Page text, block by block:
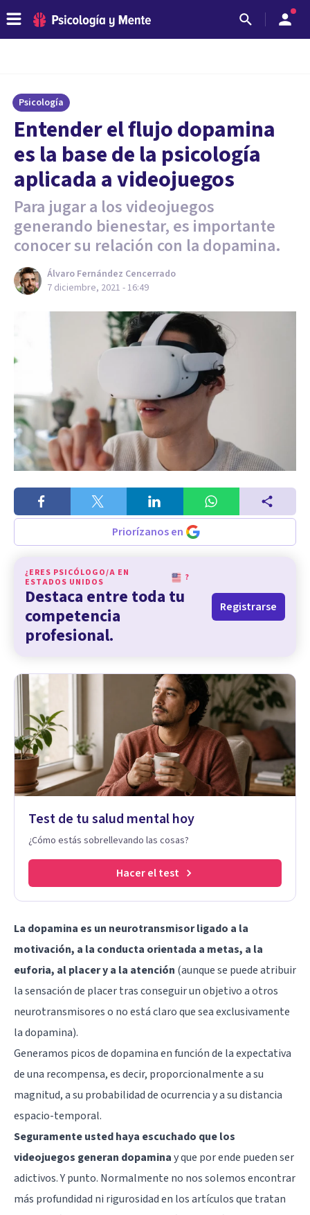
Psicología
Entender el flujo dopamina
es la base de la psicología
aplicada a videojuegos
Para jugar a los videojuegos
generando bienestar, es importante
conocer su relación con la dopamina.
Álvaro Fernández Cencerrado
7 diciembre, 2021 - 16:49
Priorízanos en
¿ERES PSICÓLOGO/A EN
ESTADOS UNIDOS
?
Destaca entre toda tu
competencia
profesional.
Registrarse
Test de tu salud mental hoy
¿Cómo estás sobrellevando las cosas?
Hacer el test
La dopamina es un neurotransmisor ligado a la
motivación, a la conducta orientada a metas, a la
euforia, al placer y a la atención (aunque se puede atribuir
la sensación de placer tras conseguir un objetivo a otros
neurotransmisores o no está claro que sea exclusivamente
la dopamina).
Generamos picos de dopamina en función de la expectativa
de una recompensa, es decir, proporcionalmente a su
magnitud, a su probabilidad de ocurrencia y a su distancia
espacio-temporal.
Seguramente usted haya escuchado que los
videojuegos generan dopaminay que por ende pueden ser
adictivos. Y punto. Normalmente no nos solemos encontrar
más profundidad ni rigurosidad en los artículos que tratan